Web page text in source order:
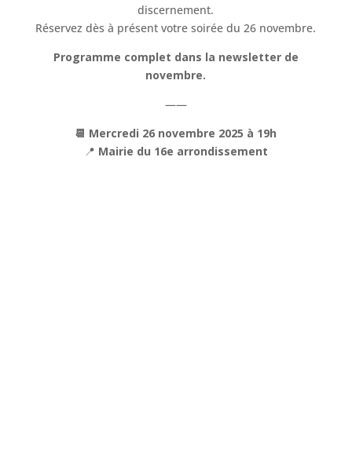
discernement.
Réservez dès à présent votre soirée du 26 novembre.
Programme complet dans la newsletter de
novembre.
——
📆 Mercredi 26 novembre 2025 à 19h
📍 Mairie du 16e arrondissement